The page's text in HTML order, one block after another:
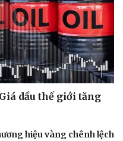
dầu thế giới tăng
hiệu vàng chênh lệch